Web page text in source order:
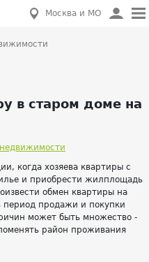
Москва и МО
в старом доме на
когда хозяева квартиры с
и приобрести жилплощадь
обмен квартиры на
период продажи и покупки
может быть множество -
район проживания